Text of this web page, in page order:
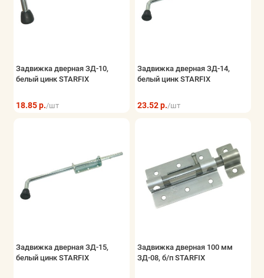
Задвижка дверная ЗД-10,
белый цинк STARFIX
18.85 р./шт
Задвижка дверная ЗД-14,
белый цинк STARFIX
23.52 р./шт
Задвижка дверная ЗД-15,
белый цинк STARFIX
Задвижка дверная 100 мм
ЗД-08, б/п STARFIX